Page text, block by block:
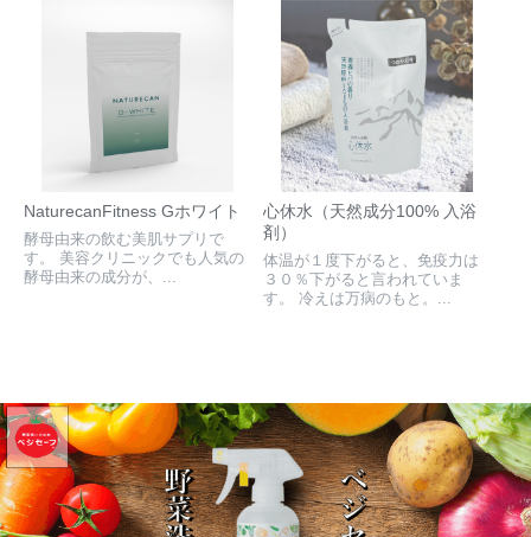
NaturecanFitness Gホワイト
酵母由来の飲む美肌サプリで
す。 美容クリニックでも人気の
酵母由来の成分が、...
心休水（天然成分100% 入浴
剤）
体温が１度下がると、免疫力は
３０％下がると言われていま
す。 冷えは万病のもと。...